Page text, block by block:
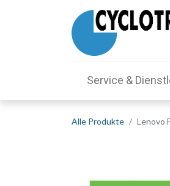
Service &
Alle Produkte Lenovo